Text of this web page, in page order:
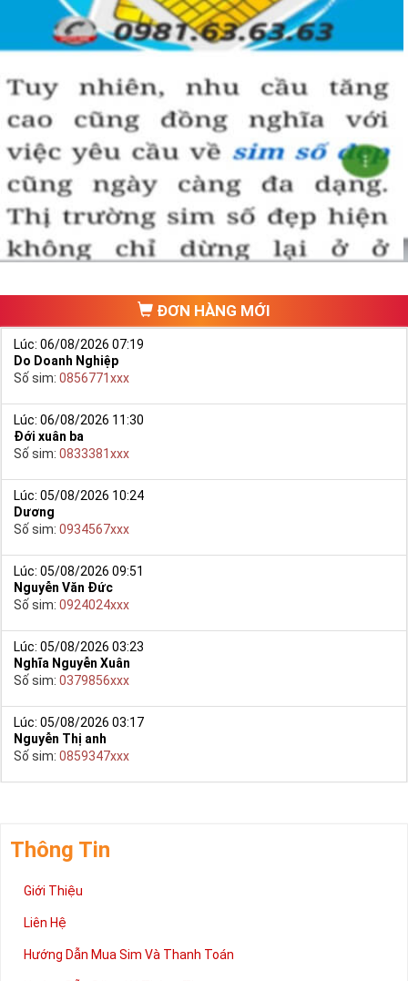
ĐƠN HÀNG MỚI
Lúc: 06/08/2026 07:19
Do Doanh Nghiệp
Số sim: 0856771xxx
Lúc: 06/08/2026 11:30
Đới xuân ba
Số sim: 0833381xxx
Lúc: 05/08/2026 10:24
Dương
Số sim: 0934567xxx
Lúc: 05/08/2026 09:51
Nguyễn Văn Đức
Số sim: 0924024xxx
Lúc: 05/08/2026 03:23
Nghĩa Nguyễn Xuân
Số sim: 0379856xxx
Lúc: 05/08/2026 03:17
Nguyễn Thị anh
Số sim: 0859347xxx
Thông Tin
Giới Thiệu
Liên Hệ
Hướng Dẫn Mua Sim Và Thanh Toán